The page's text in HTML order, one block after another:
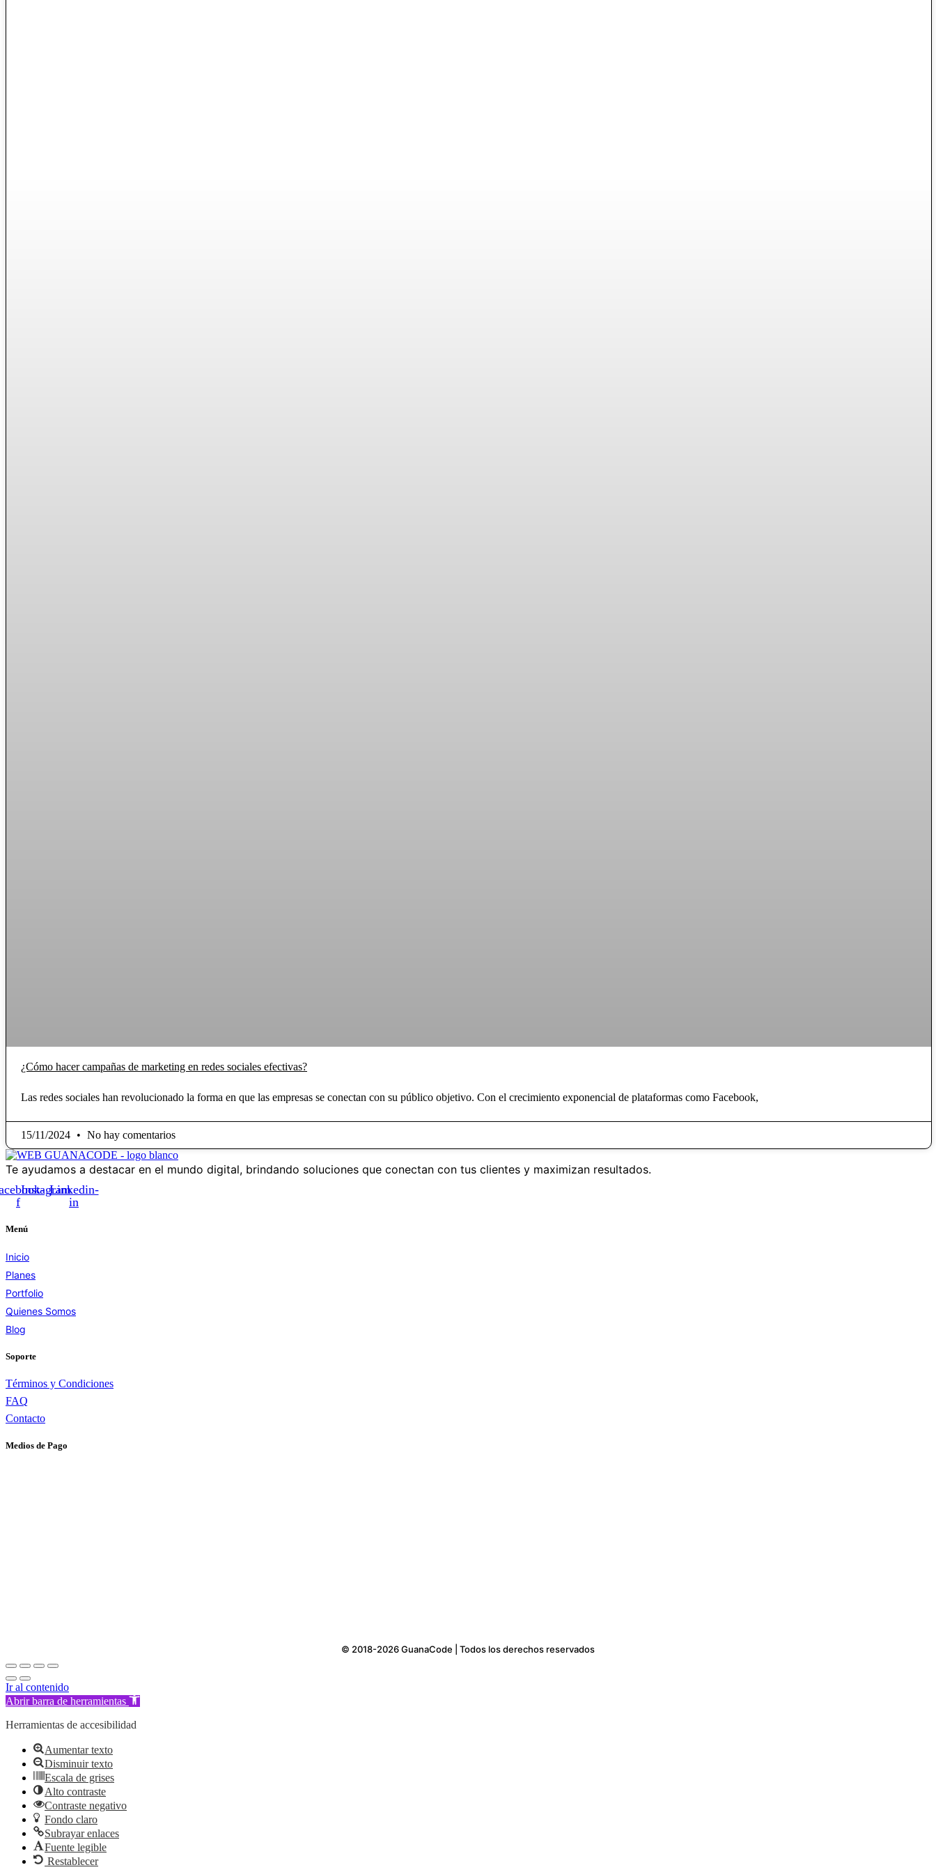
¿Cómo hacer campañas de marketing en redes sociales efectivas?
Las redes sociales han revolucionado la forma en que las empresas se conectan con su público objetivo. Con el crecimiento exponencial de plataformas como Facebook,
15/11/2024 No hay comentarios
Te ayudamos a destacar en el mundo digital, brindando soluciones que conectan con tus clientes y maximizan resultados.
f
InstagramLinkedin-
in
Menú
Inicio
Planes
Portfolio
Quienes Somos
Blog
Soporte
Términos y Condiciones
FAQ
Contacto
Medios de Pago
© 2018-2026 GuanaCode | Todos los derechos reservados
Ir al contenido
Abrir barra de herramientas
Herramientas de accesibilidad
Aumentar texto
Disminuir texto
Escala de grises
Alto contraste
Contraste negativo
Fondo claro
Subrayar enlaces
Fuente legible
Restablecer